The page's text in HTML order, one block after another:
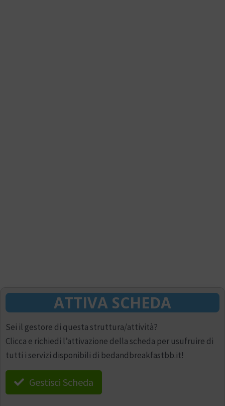
ATTIVA SCHEDA
Sei il gestore di questa struttura/attività?
Clicca e richiedi l’attivazione della scheda per usufruire di
tutti i servizi disponibili di bedandbreakfastbb.it!
Gestisci Scheda